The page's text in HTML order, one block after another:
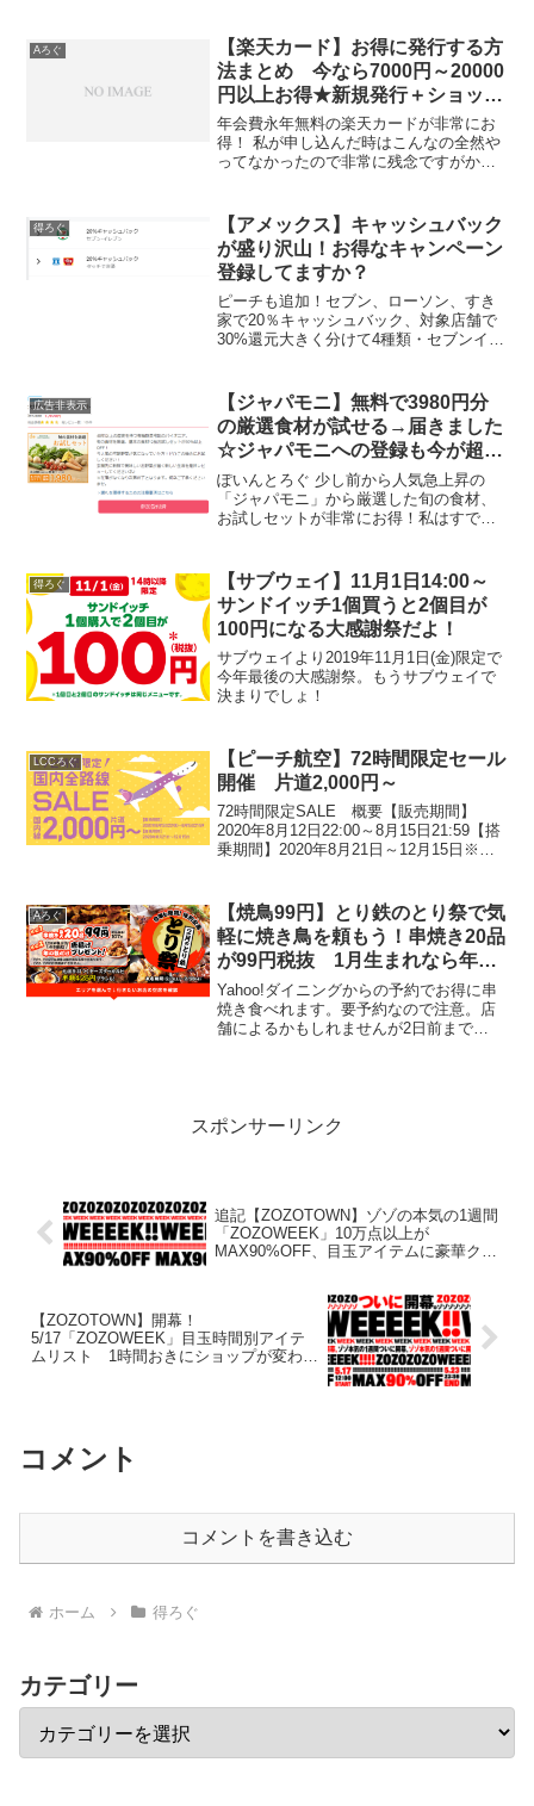
Aろぐ
【楽天カード】お得に発行する方
法まとめ 今なら7000円～20000
円以上お得★新規発行＋ショッピ
ング1回と条件緩々
年会費永年無料の楽天カードが非常にお
得！ 私が申し込んだ時はこんなの全然や
ってなかったので非常に残念ですがかれ
すね。審査も緩めと言われてますしお手
軽な1枚。キャン...
得ろぐ
【アメックス】キャッシュバック
が盛り沢山！お得なキャンペーン
登録してますか？
ピーチも追加！セブン、ローソン、すき
家で20％キャッシュバック、対象店舗で
30%還元大きく分けて4種類・セブンイレ
すき家、ローソンでタッチ決済利用で
20%キャッシュバ...
広告非表示
【ジャパモニ】無料で3980円分
の厳選食材が試せる→届きました
☆ジャパモニへの登録も今が超絶
お得！
ぽいんとろぐ 少し前から人気急上昇の
「ジャパモニ」から厳選した旬の食材、
お試しセットが非常にお得！私はすでに
しくは0円＋お小遣い付きで頂けます☆ま
たお友達紹介キ...
得ろぐ
【サブウェイ】11月1日14:00～
サンドイッチ1個買うと2個目が
100円になる大感謝祭だよ！
サブウェイより2019年11月1日(金)限定で
今年最後の大感謝祭。もうサブウェイで
決まりでしょ！
LCCろぐ
【ピーチ航空】72時間限定セール
開催 片道2,000円～
72時間限定SALE 概要【販売期間】
2020年8月12日22:00～8月15日21:59【搭
乗期間】2020年8月21日～12月15日※搭
第通常運賃での販売。
Aろぐ
【焼鳥99円】とり鉄のとり祭で気
軽に焼き鳥を頼もう！串焼き20品
が99円税抜 1月生まれなら年の
数、からあげプレゼント
Yahoo!ダイニングからの予約でお得に串
焼き食べれます。要予約なので注意。店
舗によるかもしれませんが2日前まで
スポンサーリンク
追記【ZOZOTOWN】ゾゾの本気の1週間
「ZOZOWEEK」10万点以上が
MAX90%OFF、目玉アイテムに豪華クー
【ZOZOTOWN】開幕！
5/17「ZOZOWEEK」目玉時間別アイテ
ムリスト 1時間おきにショップが変わり
コメント
コメントを書き込む
ホーム 得ろぐ
カテゴリー